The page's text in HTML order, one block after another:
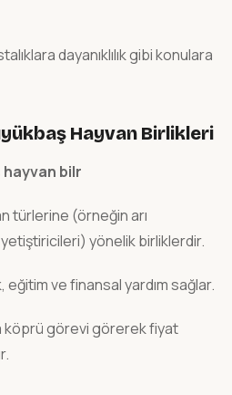
dayanıklılık gibi konulara
Hayvan Birlikleri
hayvan bilr
türlerine (örneğin arı
yönelik birliklerdir.
ve finansal yardım sağlar.
köprü görevi görerek fiyat